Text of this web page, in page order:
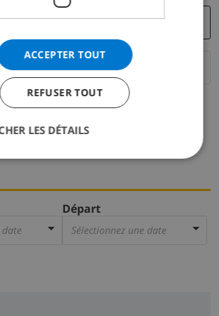
un astérisque sont obligatoires )
vie privée. Vos données personnelles ne
à des tiers.
date
Départ
Sélectionnez une date
ACCEPTER TOUT
REFUSER TOUT
LES DÉTAILS